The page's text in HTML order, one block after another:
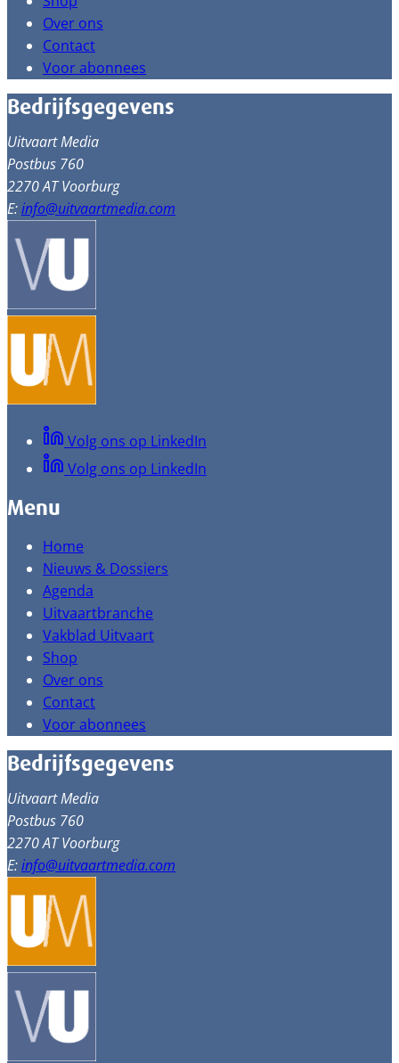
Over ons
Contact
Voor abonnees
Bedrijfsgegevens
Uitvaart Media
Postbus 760
2270 AT Voorburg
E:info@uitvaartmedia.com
Volg ons op LinkedIn
Volg ons op LinkedIn
Menu
Home
Nieuws & Dossiers
Agenda
Uitvaartbranche
Vakblad Uitvaart
Shop
Over ons
Contact
Voor abonnees
Bedrijfsgegevens
Uitvaart Media
Postbus 760
2270 AT Voorburg
E:info@uitvaartmedia.com